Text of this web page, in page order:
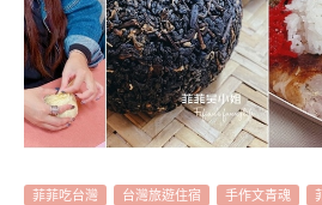
菲菲吃台灣 台灣旅遊住宿 手作文青魂